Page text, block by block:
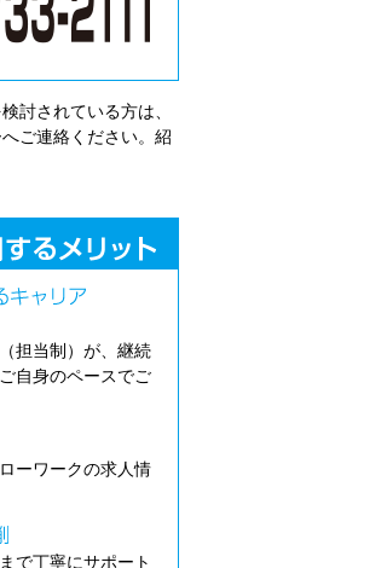
討されている方は、
ご連絡ください。紹
担当制）が、継続
自身のペースでご
ーワークの求人情
で丁寧にサポート